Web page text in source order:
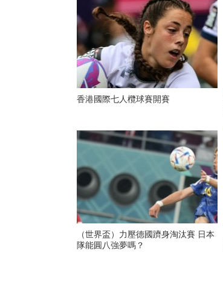
香港國際七人欖球賽開賽
（世界盃）力壓德國躋身淘汰賽 日本
隊能圓八強夢嗎？